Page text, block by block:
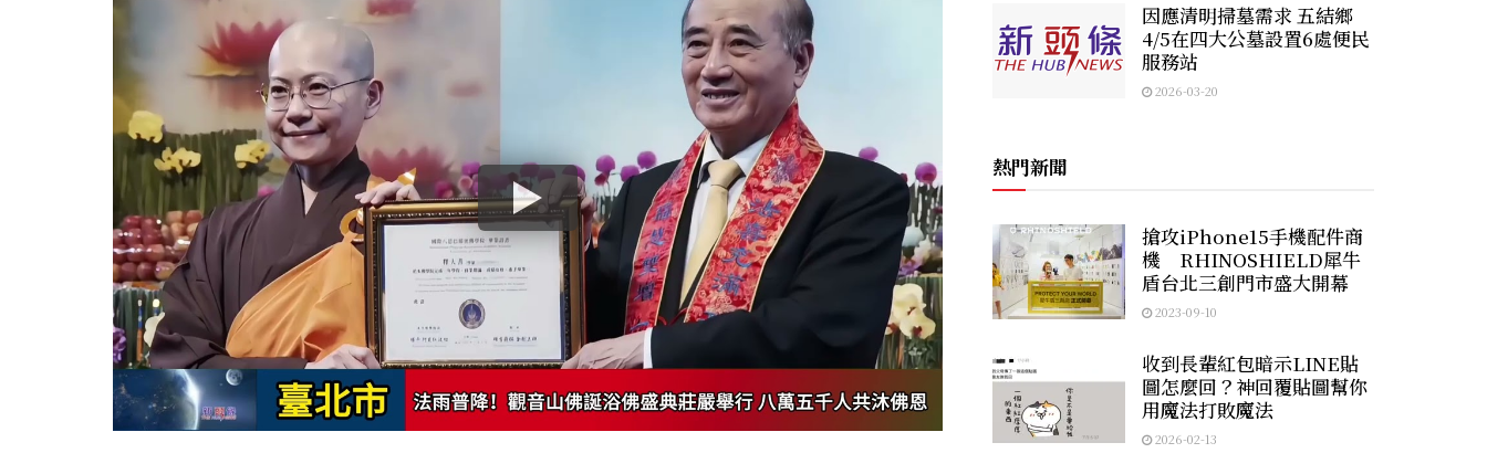
因應清明掃墓需求 五結鄉
4/5在四大公墓設置6處便民
服務站
2026-03-20
熱門新聞
搶攻iPhone15手機配件商
機 RHINOSHIELD犀牛
盾台北三創門市盛大開幕
2023-09-10
收到長輩紅包暗示LINE貼
圖怎麼回？神回覆貼圖幫你
用魔法打敗魔法
2026-02-13